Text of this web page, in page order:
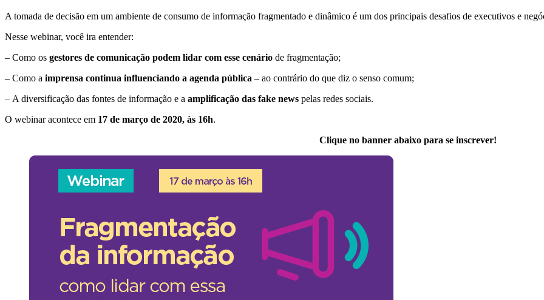
A tomada de decisão em um ambiente de consumo de informação fragmentado e dinâmico é um dos principais desafios de executivos e
Nesse webinar, você ira entender:
– Como os gestores de comunicação podem lidar com esse cenário de fragmentação;
– Como a imprensa continua influenciando a agenda pública – ao contrário do que diz o senso comum;
– A diversificação das fontes de informação e a amplificação das fake news pelas redes sociais.
O webinar acontece em 17 de março de 2020, às 16h.
Clique no banner abaixo para se inscrever!